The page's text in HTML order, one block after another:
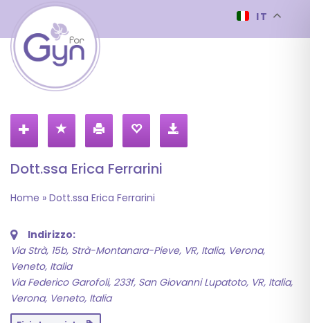
IT
Dott.ssa Erica Ferrarini
Home » Dott.ssa Erica Ferrarini
Indirizzo:
Via Strà, 15b, Strà-Montanara-Pieve, VR, Italia, Verona,
Veneto, Italia
Via Federico Garofoli, 233f, San Giovanni Lupatoto, VR, Italia,
Verona, Veneto, Italia